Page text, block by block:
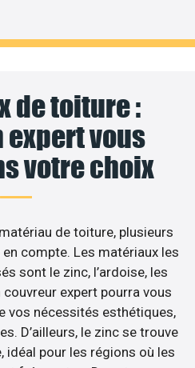
de toiture :
expert vous
votre choix
de toiture, plusieurs
compte. Les matériaux les
sont le zinc, l’ardoise, les
expert pourra vous
vos nécessités esthétiques,
D’ailleurs, le zinc se trouve
idéal pour les régions où les